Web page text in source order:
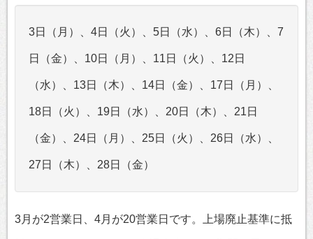
3日（月）、4日（火）、5日（水）、6日（木）、7
日（金）、10日（月）、11日（火）、12日
（水）、13日（木）、14日（金）、17日（月）、
18日（火）、19日（水）、20日（木）、21日
（金）、24日（月）、25日（火）、26日（水）、
27日（木）、28日（金）
3月が2営業日、4月が20営業日です。上場廃止基準に抵